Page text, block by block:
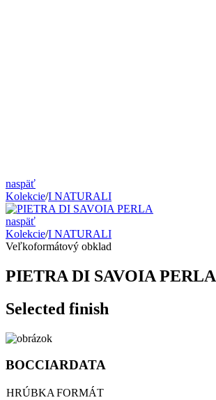
naspäť
Kolekcie/I NATURALI
naspäť
Kolekcie/I NATURALI
Veľkoformátový obklad
PIETRA DI SAVOIA PERLA
Selected finish
BOCCIARDATA
HRÚBKA FORMÁT